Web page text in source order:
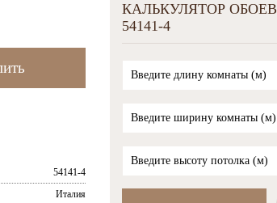
54141-4
Италия
КАЛЬКУЛЯТОР ОБОЕВ
54141-4